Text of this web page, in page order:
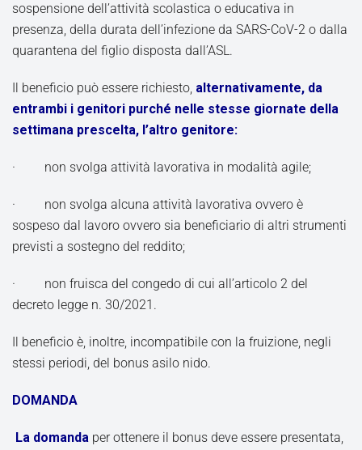
sospensione dell’attività scolastica o educativa in
presenza, della durata dell’infezione da SARS-CoV-2 o dalla
quarantena del figlio disposta dall’ASL.
Il beneficio può essere richiesto, alternativamente, da
entrambi i genitori purché nelle stesse giornate della
settimana prescelta, l’altro genitore:
· non svolga attività lavorativa in modalità agile;
· non svolga alcuna attività lavorativa ovvero è
sospeso dal lavoro ovvero sia beneficiario di altri strumenti
previsti a sostegno del reddito;
· non fruisca del congedo di cui all’articolo 2 del
decreto legge n. 30/2021.
Il beneficio è, inoltre, incompatibile con la fruizione, negli
stessi periodi, del bonus asilo nido.
DOMANDA
La domanda per ottenere il bonus deve essere presentata,